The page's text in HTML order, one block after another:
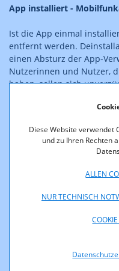
Diese Website verwendet
und zu Ihren Rechten
ALLEN
NUR TECHNISCH
App installiert -
Ist die App einmal
entfernt werden.
einen Absturz der App-
Nutzerinnen und Nutzer,
haben, sollen sich
abschalten, bis weitere
Websites umfassende
gestellt. Auf der Website
https://www.rtr.at/
feststellen, da die
was ein Rückverfolgen